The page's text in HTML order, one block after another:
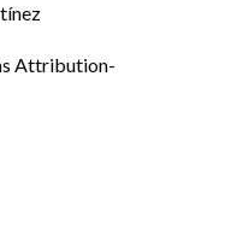
Attribution-